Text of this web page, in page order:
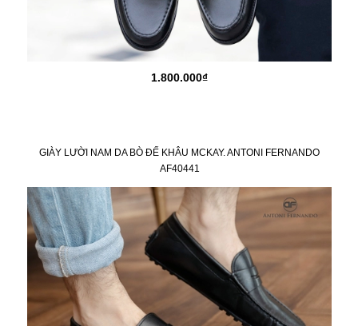
1.800.000₫
GIÀY LƯỜI NAM DA BÒ ĐẾ KHÂU MCKAY. ANTONI FERNANDO
AF40441